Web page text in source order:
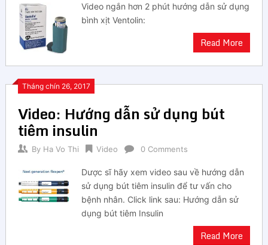
Video ngắn hơn 2 phút hướng dẫn sử dụng
bình xịt Ventolin:
Read More
Tháng chín 26, 2017
Video: Hướng dẫn sử dụng bút
tiêm insulin
By Ha Vo Thi Video 0 Comments
Dược sĩ hãy xem video sau về hướng dẫn
sử dụng bút tiêm insulin để tư vấn cho
bệnh nhân. Click link sau: Hướng dẫn sử
dụng bút tiêm Insulin
Read More